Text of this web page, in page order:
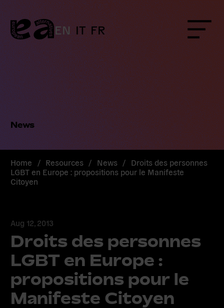
Skip
to
content
EN IT FR Menu
News
Home / Resources / News / Droits des personnes
LGBT en Europe : propositions pour le Manifeste
Citoyen
Aug 12, 2013
Droits des personnes
LGBT en Europe :
propositions pour le
Manifeste Citoyen